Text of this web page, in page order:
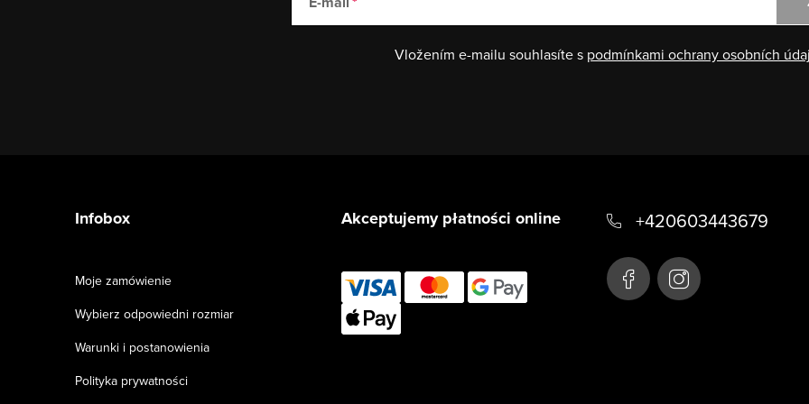
Vložením e-mailu souhlasíte s podmínkami ochrany osobních
Infobox
Moje zamówienie
Wybierz odpowiedni rozmiar
Warunki i postanowienia
Polityka prywatności
Akceptujemy płatności online +420603443679